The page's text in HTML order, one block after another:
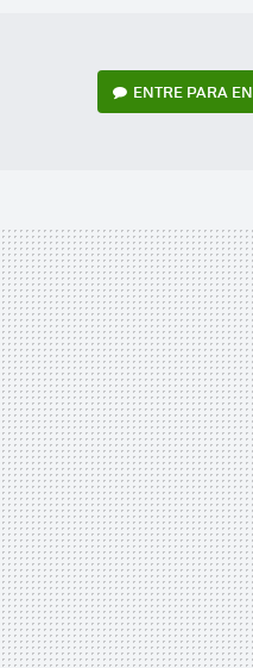
ENTRE PARA